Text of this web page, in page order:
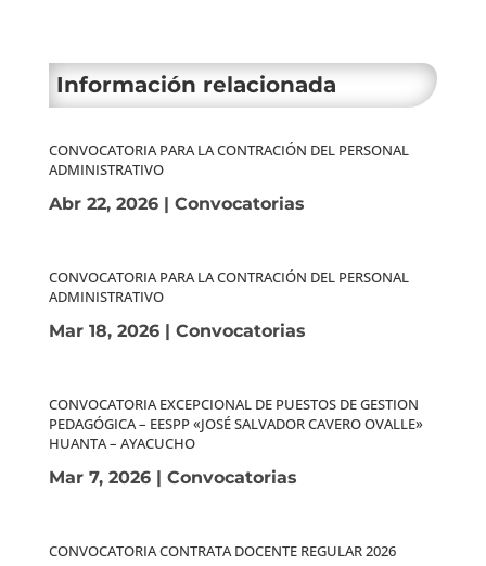
Información relacionada
CONVOCATORIA PARA LA CONTRACIÓN DEL PERSONAL
ADMINISTRATIVO
Abr 22, 2026| Convocatorias
CONVOCATORIA PARA LA CONTRACIÓN DEL PERSONAL
ADMINISTRATIVO
Mar 18, 2026| Convocatorias
CONVOCATORIA EXCEPCIONAL DE PUESTOS DE GESTION
PEDAGÓGICA – EESPP «JOSÉ SALVADOR CAVERO OVALLE»
HUANTA – AYACUCHO
Mar 7, 2026| Convocatorias
CONVOCATORIA CONTRATA DOCENTE REGULAR 2026